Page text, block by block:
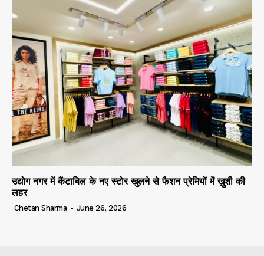
उद्योग नगर में कैंटाबिल के नए स्टोर खुलने से फैशन प्रेमियों में ख़ुशी की
लहर
Chetan Sharma - June 26, 2026